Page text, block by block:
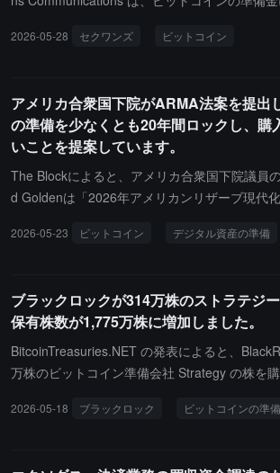
se Global, Inc. (NASDAQ: $COIN)と予測市場プ
より、アメリカ国内でこの種の製品を提供する
初の取引所となります。CFTCのこの動きは、
レーゾーンから正式に連邦デリバティブ法の枠
時に政策声明を発表し、今後の他の資産クラス
個別に審査されることを示しました。2025年の
の取引量は61.7兆ドル（前年比+29%、
る）に達する見込みで、アメリカにはこれまで
チャネルに戻ることが期待されており、他の多
追随する見込みです。Sequans
決算電話会議で、会社が以前に開始したビット
略を完全に終了したことを明言しました。同社
の取り組みを開始し、債権と株式の資金調達を
を引き起こし、2025年11月に970枚のBTCを
債務を返済した。現在、残りは 658 枚の BTC
り、今後は 4G/5G IoT 半導体、RF トランシー
線アプリケーション事業の規模拡大に全力を
2026-05-28 セクワンズ ビットコイン
アメリカ合衆国下院がARMA法案を提出
の準備を少なくとも20年間ロックし、購
いことを提案しています。
The Blockによると、アメリカ合衆国下院議員
d Goldenは「2026年アメリカンリザーブ現代
ン資産のために独立したデジタル資産準備を設
の方法で処分することはできません。以前に提
00万枚のビットコインを購入することを目指し
は異なり、ARMAは明確な購入目標を設定して
務省に「予算中立」の方法で資産を増やす研究
産を開示し、四半期ごとの準備証明、独立監査
2026-05-23 ビットコイン デジタル資産の準備
ブラックロックが314万株のストラテジー
保有株数が1,775万株に増加しました。
BitcoinTreasuries.NET の発表によると、
万株のビットコイン準備会社 Strategy の株を
trategy 株を保有しており、その価値は約 30.2
2026-05-18 ブラックロック ビットコインの準備